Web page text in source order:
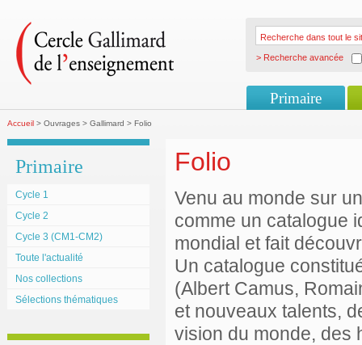
> Recherche avancée
Primaire
Accueil > Ouvrages > Gallimard > Folio
Primaire
Cycle 1
Cycle 2
Cycle 3 (CM1-CM2)
Toute l'actualité
Nos collections
Sélections thématiques
Folio
Venu au monde sur
comme un catalogue
mondial et fait
Un catalogue
(Albert Camus,
et nouveaux talents,
vision du monde, des